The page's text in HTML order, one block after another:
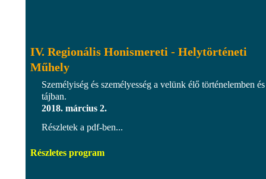
IV. Regionális Honismereti - Helytörténeti
Műhely
Személyiség és személyesség a velünk élő történelemben és
tájban.
2018. március 2.
Részletek a pdf-ben...
Részletes program